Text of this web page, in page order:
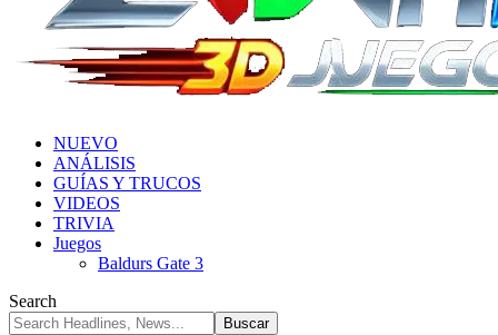
NUEVO
ANÁLISIS
GUÍAS Y TRUCOS
VIDEOS
TRIVIA
Juegos
Baldurs Gate 3
Search